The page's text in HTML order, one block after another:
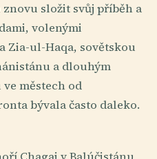
složit svůj příběh a
volenými
Zia-ul-Haqa, sovětskou
a dlouhým
městech od
bývala často daleko.